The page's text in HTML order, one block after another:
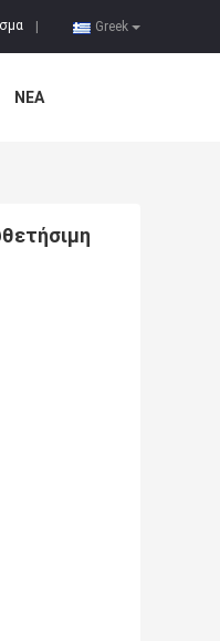
Greek
ΝΈΑ